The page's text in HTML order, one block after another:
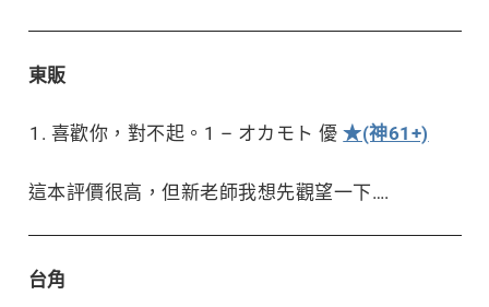
東販
喜歡你，對不起。1 – オカモト 優★(神61+)
這本評價很高，但新老師我想先觀望一下….
台角